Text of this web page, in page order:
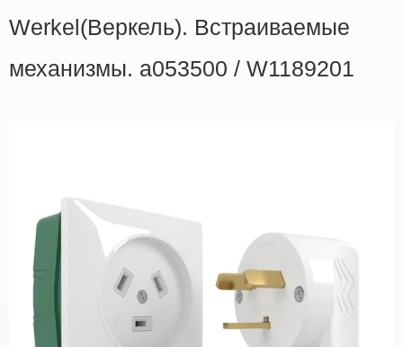
Werkel(Веркель). Встраиваемые
механизмы. a053500 / W1189201